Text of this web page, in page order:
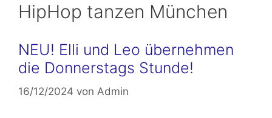
HipHop tanzen München
NEU! Elli und Leo übernehmen
die Donnerstags Stunde!
16/12/2024 von Admin